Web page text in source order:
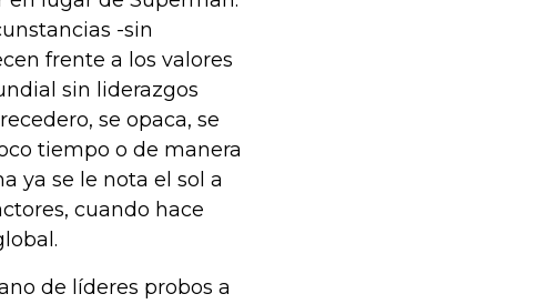
-sin
frente a los valores
sin liderazgos
se opaca, se
tiempo o de manera
ya se le nota el sol a
cuando hace
de líderes probos a